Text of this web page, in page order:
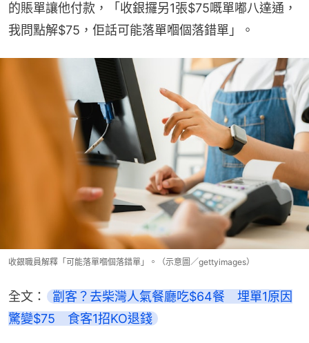
的賬單讓他付款，「收銀攞另1張$75嘅單嘟八達通，
我問點解$75，佢話可能落單嗰個落錯單」。
收銀職員解釋「可能落單嗰個落錯單」。（示意圖／gettyimages）
全文：
劏客？去柴灣人氣餐廳吃$64餐　埋單1原因
驚變$75　食客1招KO退錢